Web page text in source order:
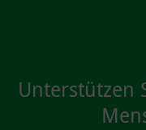
Unterstützen